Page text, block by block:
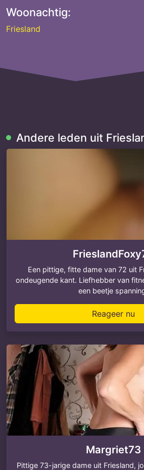
Woonachtig:
Friesland
Andere leden uit
Een pittige, fitte dame van 72 uit
ondeugende kant. Liefhebber van
een beetje
Reageer nu
Margriet73
Pittige 73-jarige dame uit Friesland,